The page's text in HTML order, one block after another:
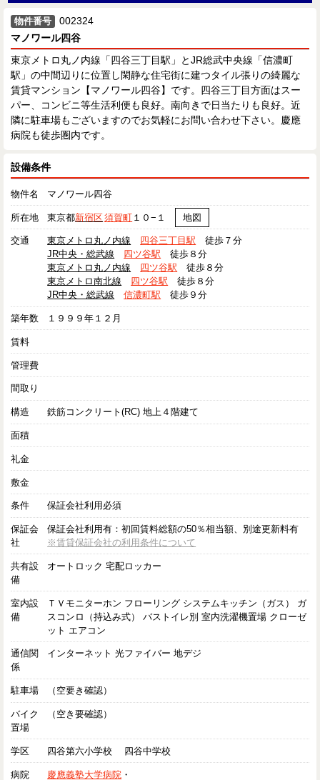
物件番号
002324
マノワール四谷
東京メトロ丸ノ内線「四谷三丁目駅」とJR総武中央線「信濃町
駅」の中間辺りに位置し閑静な住宅街に建つタイル張りの綺麗な
賃貸マンション【マノワール四谷】です。四谷三丁目方面はスー
パー、コンビニ等生活利便も良好。南向きで日当たりも良好。近
隣に駐車場もございますのでお気軽にお問い合わせ下さい。慶應
病院も徒歩圏内です。
設備条件
物件名 マノワール四谷
所在地 東京都新宿区須賀町 １０−１ 地図
交通 東京メトロ丸ノ内線 四谷三丁目駅 徒歩７分
JR中央・総武線
四ツ谷駅 徒歩８分
東京メトロ丸ノ内線
四ツ谷駅 徒歩８分
東京メトロ南北線
四ツ谷駅 徒歩８分
JR中央・総武線
信濃町駅 徒歩９分
築年数 １９９９年１２月
賃料
管理費
間取り
構造 鉄筋コンクリート(RC) 地上４階建て
面積
礼金
敷金
条件 保証会社利用必須
保証会
社
保証会社利用有：初回賃料総額の50％相当額、別途更新料有
※賃貸保証会社の利用条件について
共有設
備
オートロック 宅配ロッカー
室内設
備
ＴＶモニターホン フローリング システムキッチン（ガス） ガ
スコンロ（持込み式） バストイレ別 室内洗濯機置場 クローゼ
ット エアコン
通信関
係
インターネット 光ファイバー 地デジ
駐車場 （空要き確認）
バイク
置場
（空き要確認）
学区 四谷第六小学校 四谷中学校
病院 慶應義塾大学病院 ・